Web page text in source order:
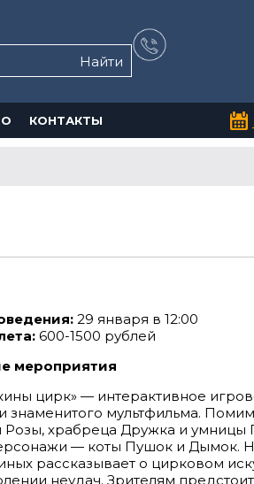
Найти
КОНТАКТЫ
29 января в 12:00
600-1500 рублей
мероприятия
цирк» — интерактивное
знаменитого мультфильма.
Розы, храбреца Дружка и умницы
— коты Пушок и Дымок.
рассказывает о цирковом
неудач. Зрителям